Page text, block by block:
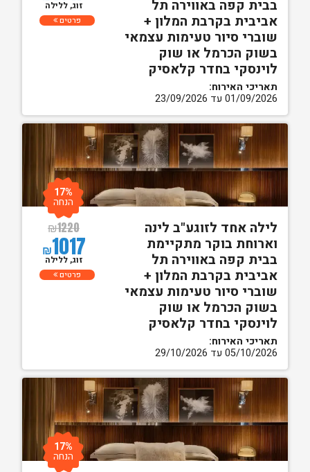
בבית קפה באווירה תל
אביבית בקרבת המלון +
שוברי סיור טעימות עצמאי
בשוק הכרמל או שוק
לוינסקי בחדר קלאסיק
תאריכי האירוח:
01/09/2026 עד 23/09/2026
זוג, ללילה
פרטים
לילה אחד לזוגע"ב לינה
וארוחת בוקר מתקיימת
בבית קפה באווירה תל
אביבית בקרבת המלון +
שוברי סיור טעימות עצמאי
בשוק הכרמל או שוק
לוינסקי בחדר קלאסיק
תאריכי האירוח:
05/10/2026 עד 29/10/2026
₪1220
₪1017
17%
הנחה
זוג, ללילה
פרטים
17%
הנחה